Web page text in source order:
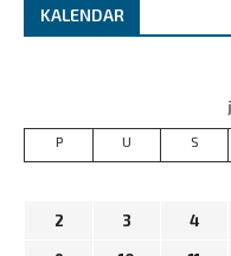
KALENDAR
P U S
2 3 4